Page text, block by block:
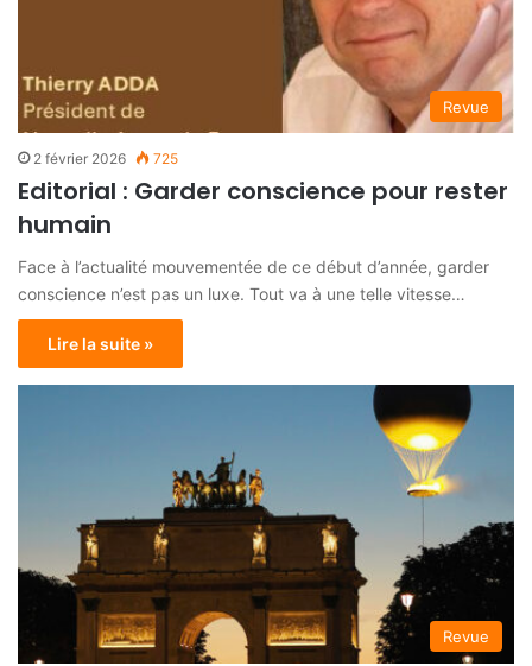
Revue
2 février 2026 725
Editorial : Garder conscience pour rester
humain
Face à l’actualité mouvementée de ce début d’année, garder
conscience n’est pas un luxe. Tout va à une telle vitesse…
Lire la suite »
Revue